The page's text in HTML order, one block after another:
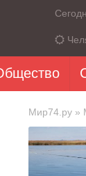
Мир74.ру »